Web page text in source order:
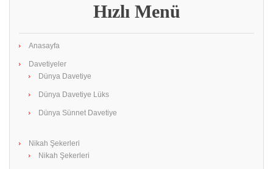
Hızlı Menü
Anasayfa
Davetiyeler
Dünya Davetiye
Dünya Davetiye Lüks
Dünya Sünnet Davetiye
Nikah Şekerleri
Nikah Şekerleri